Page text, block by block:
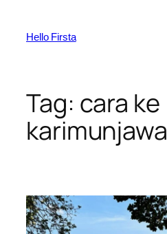
content
Hello Firsta
Tag: cara ke
karimunjawa